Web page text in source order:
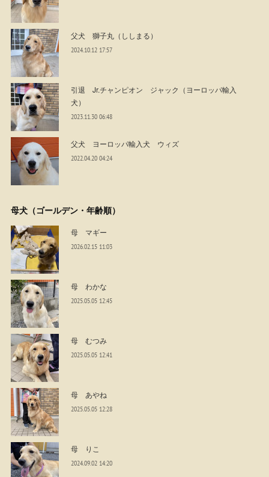
父犬 獅子丸（ししまる）
2024.10.12 17:57
引退 Jr.チャンピオン ジャック（ヨーロッパ輸入
犬）
2023.11.30 06:48
父犬 ヨーロッパ輸入犬 ウィズ
2022.04.20 04:24
母犬（ゴールデン・年齢順）
母 マギー
2026.02.15 11:03
母 わかな
2025.05.05 12:45
母 むつみ
2025.05.05 12:41
母 あやね
2025.05.05 12:28
母 りこ
2024.09.02 14:20